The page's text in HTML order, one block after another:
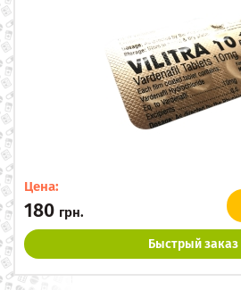
Цена:
180 грн.
Быстрый заказ